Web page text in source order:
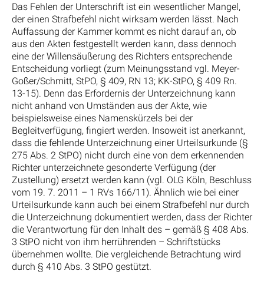
Das Fehlen der Unterschrift ist ein wesentlicher Mangel,
der einen Strafbefehl nicht wirksam werden lässt. Nach
Auffassung der Kammer kommt es nicht darauf an, ob
aus den Akten festgestellt werden kann, dass dennoch
eine der Willensäußerung des Richters entsprechende
Entscheidung vorliegt (zum Meinungsstand vgl. Meyer-
Goßer/Schmitt, StPO, § 409, RN 13; KK-StPO, § 409 Rn.
13-15). Denn das Erfordernis der Unterzeichnung kann
nicht anhand von Umständen aus der Akte, wie
beispielsweise eines Namenskürzels bei der
Begleitverfügung, fingiert werden. Insoweit ist anerkannt,
dass die fehlende Unterzeichnung einer Urteilsurkunde (§
275 Abs. 2 StPO) nicht durch eine von dem erkennenden
Richter unterzeichnete gesonderte Verfügung (der
Zustellung) ersetzt werden kann (vgl. OLG Köln, Beschluss
vom 19. 7. 2011 – 1 RVs 166/11). Ähnlich wie bei einer
Urteilsurkunde kann auch bei einem Strafbefehl nur durch
die Unterzeichnung dokumentiert werden, dass der Richter
die Verantwortung für den Inhalt des – gemäß § 408 Abs.
3 StPO nicht von ihm herrührenden – Schriftstücks
übernehmen wollte. Die vergleichende Betrachtung wird
durch § 410 Abs. 3 StPO gestützt.